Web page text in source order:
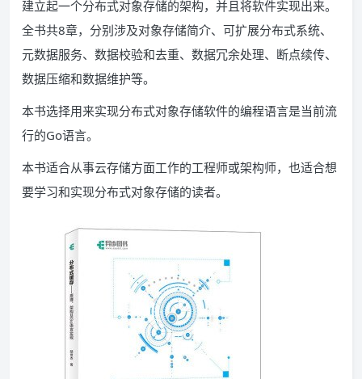
建立起一个分布式对象存储的架构，并且将软件实现出来。
全书共8章，分别涉及对象存储简介、可扩展分布式系统、
元数据服务、数据校验和去重、数据冗余处理、断点续传、
数据压缩和数据维护等。
本书选择用来实现分布式对象存储软件的编程语言是当前流
行的Go语言。
本书适合从事云存储方面工作的工程师或架构师，也适合想
要学习和实现分布式对象存储的读者。